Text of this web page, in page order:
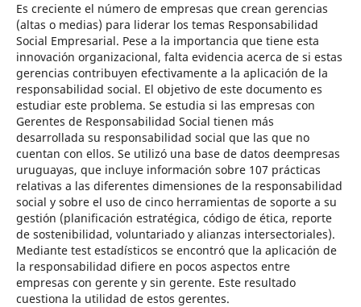
Es creciente el número de empresas que crean gerencias
(altas o medias) para liderar los temas Responsabilidad
Social Empresarial. Pese a la importancia que tiene esta
innovación organizacional, falta evidencia acerca de si estas
gerencias contribuyen efectivamente a la aplicación de la
responsabilidad social. El objetivo de este documento es
estudiar este problema. Se estudia si las empresas con
Gerentes de Responsabilidad Social tienen más
desarrollada su responsabilidad social que las que no
cuentan con ellos. Se utilizó una base de datos deempresas
uruguayas, que incluye información sobre 107 prácticas
relativas a las diferentes dimensiones de la responsabilidad
social y sobre el uso de cinco herramientas de soporte a su
gestión (planificación estratégica, código de ética, reporte
de sostenibilidad, voluntariado y alianzas intersectoriales).
Mediante test estadísticos se encontró que la aplicación de
la responsabilidad difiere en pocos aspectos entre
empresas con gerente y sin gerente. Este resultado
cuestiona la utilidad de estos gerentes.